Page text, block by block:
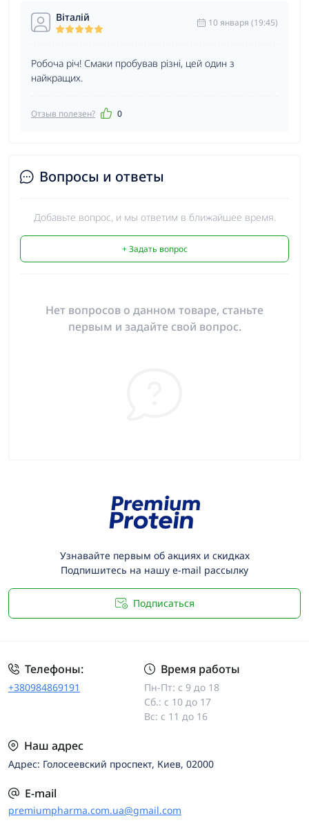
Віталій 10 января (19:45)
Робоча річ! Смаки пробував різні, цей один з
найкращих.
Отзыв полезен? 0
Вопросы и ответы
Добавьте вопрос, и мы ответим в ближайшее время.
+ Задать вопрос
Нет вопросов о данном товаре, станьте
первым и задайте свой вопрос.
Узнавайте первым об акциях и скидках
Подпишитесь на нашу e-mail рассылку
Подписаться
Телефоны:
+380984869191
Время работы
Пн-Пт: с 9 до 18
Сб.: с 10 до 17
Вс: с 11 до 16
Наш адрес
Адрес: Голосеевский проспект, Киев, 02000
E-mail
premiumpharma.com.ua@gmail.com